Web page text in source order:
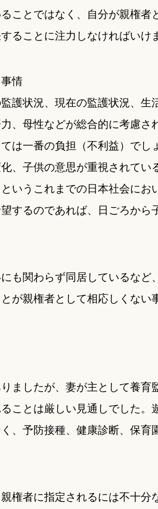
ことではなく、自分が親権者
ることに注力しなければいけ
情
護状況、現在の監護状況、生
、母性などが総合的に考慮さ
は一番の負担（不利益）でし
、子供の意思が重視されてい
いうこれまでの日本社会にお
するのであれば、日ごろから
も関わらず同居しているなど
が親権者として相応しくない
ましたが、妻が主として養育
ことは厳しい見通しでした。
、予防接種、健康診断、保育
権者に指定されるには不十分